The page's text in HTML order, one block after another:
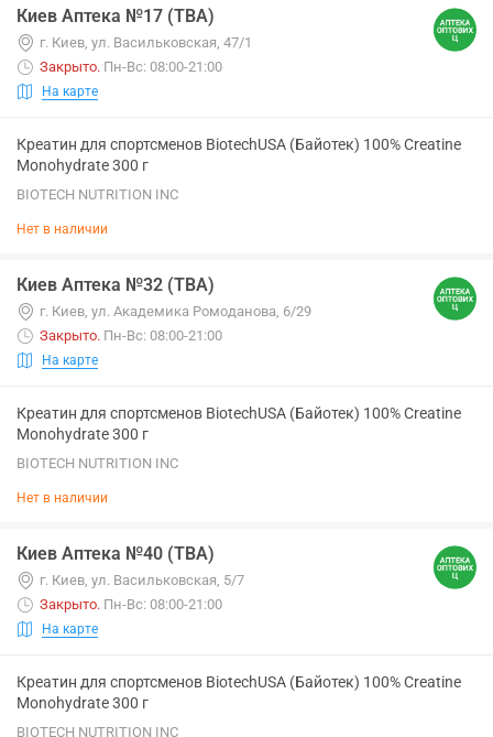
Киев Аптека №17 (ТВА)
г. Киев, ул. Васильковская, 47/1
Закрыто. Пн-Вс: 08:00-21:00
На карте
Креатин для спортсменов BiotechUSA (Байотек) 100% Creatine
Monohydrate 300 г
BIOTECH NUTRITION INC
Нет в наличии
Киев Аптека №32 (ТВА)
г. Киев, ул. Академика Ромоданова, 6/29
Закрыто. Пн-Вс: 08:00-21:00
На карте
Креатин для спортсменов BiotechUSA (Байотек) 100% Creatine
Monohydrate 300 г
BIOTECH NUTRITION INC
Нет в наличии
Киев Аптека №40 (ТВА)
г. Киев, ул. Васильковская, 5/7
Закрыто. Пн-Вс: 08:00-21:00
На карте
Креатин для спортсменов BiotechUSA (Байотек) 100% Creatine
Monohydrate 300 г
BIOTECH NUTRITION INC